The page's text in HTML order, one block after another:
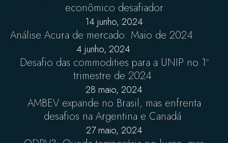
econômico desafiador
14 junho, 2024
Análise Acura de mercado: Maio de 2024
4 junho, 2024
Desafio das commodities para a UNIP no 1º
trimestre de 2024
28 maio, 2024
AMBEV expande no Brasil, mas enfrenta
desafios na Argentina e Canadá
27 maio, 2024